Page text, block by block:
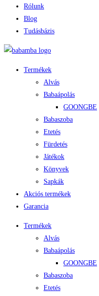
Rólunk
Blog
Tudásbázis
Termékek
Alvás
Babaápolás
GOONGBE
Babaszoba
Etetés
Fürdetés
Játékok
Könyvek
Sapkák
Akciós termékek
Garancia
Termékek
Alvás
Babaápolás
GOONGBE
Babaszoba
Etetés